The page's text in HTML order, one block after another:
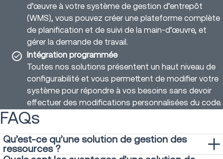
d’œuvre à votre système de gestion d’entrepôt
(WMS), vous pouvez créer une plateforme complète
de planification et de suivi de la main-d’œuvre, et
gérer la demande de travail.
Intégration programmée
Toutes nos solutions présentent un haut niveau de
configurabilité et vous permettent de modifier votre
système pour répondre à vos besoins sans devoir
effectuer des modifications personnalisées du code.
FAQs
Qu’est-ce qu’une solution de gestion des
ressources ?